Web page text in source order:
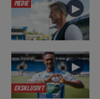
MEDIE ►
EKSKLUSIVT
►